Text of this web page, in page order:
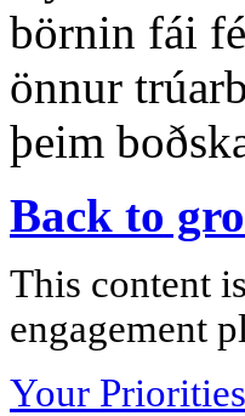
börnin fái
önnur
þeim
Back to
This content
engagement
Your